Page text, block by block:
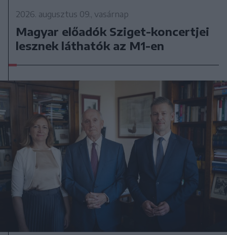
2026. augusztus 09., vasárnap
Magyar előadók Sziget-koncertjei
lesznek láthatók az M1-en